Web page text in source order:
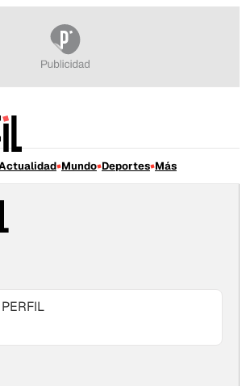
Mundo Deportes Más